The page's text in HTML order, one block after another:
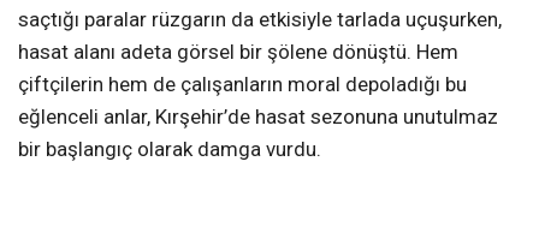
saçtığı paralar rüzgarın da etkisiyle tarlada uçuşurken,
hasat alanı adeta görsel bir şölene dönüştü. Hem
çiftçilerin hem de çalışanların moral depoladığı bu
eğlenceli anlar, Kırşehir’de hasat sezonuna unutulmaz
bir başlangıç olarak damga vurdu.